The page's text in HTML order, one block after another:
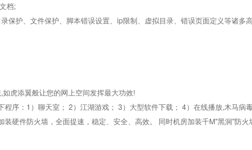
档;
护、文件保护、脚本错误设置、ip限制、虚拟目录、错误页面定义等诸多
虎添翼般让您的网上空间发挥最大功效!
序：1）聊天室； 2）江湖游戏； 3）大型软件下载； 4）在线播放,木马病
硬件防火墙，全面提速，稳定、安全、高效。 同时机房加装千M"黑洞"防火